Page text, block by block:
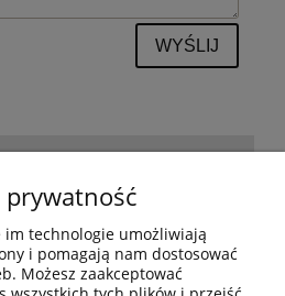
WYŚLIJ
prywatność
im technologie umożliwiają
i pomagają nam dostosować
Możesz zaakceptować